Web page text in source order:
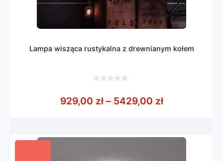
Lampa wisząca rustykalna z drewnianym kołem
5
929,00 zł – 5429,00 złZakres cen: